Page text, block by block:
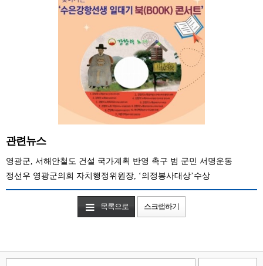
관련뉴스
영광군, 서해안철도 건설 국가계획 반영 촉구 범 군민 서명운동
정선우 영광군의회 자치행정위원장, ‘의정봉사대상’수상
목록으로 스크랩하기